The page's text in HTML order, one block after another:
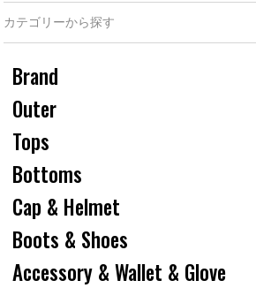
カテゴリーから探す
Brand
Outer
Tops
Bottoms
Cap & Helmet
Boots & Shoes
Accessory & Wallet & Glove